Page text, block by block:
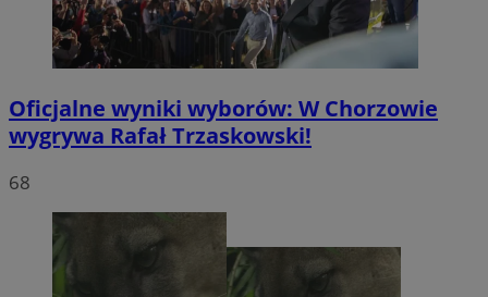
Oficjalne wyniki wyborów: W Chorzowie
wygrywa Rafał Trzaskowski!
68